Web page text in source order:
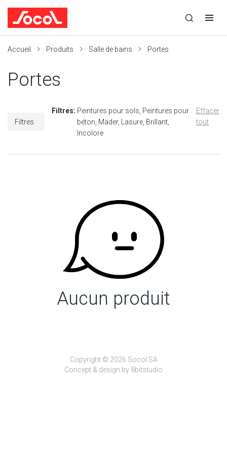
recherche
recherche
navigation
Accueil Produits Salle de bains Portes
Portes
Filtres
Filtres: Peintures pour sols Peintures pour
béton Mäder Lasure Brillant
Incolore
Effacer
tout
Aucun produit
Copyright © 2026 Socol SA
Concept & design by 8bitstudio